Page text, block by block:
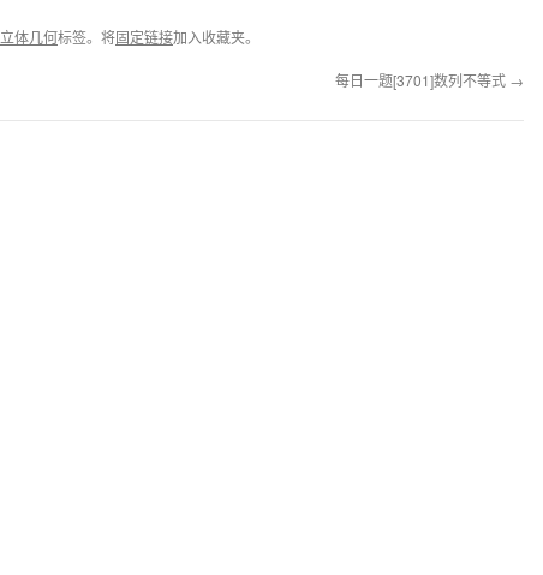
立体几何标签。将固定链接加入收藏夹。
每日一题[3701]数列不等式 →